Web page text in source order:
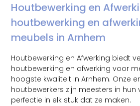
Houtbewerking en
houtbewerking en
meubels in Arnhem
Houtbewerking en Afwerking biedt
houtbewerking en afwerking voor
hoogste kwaliteit in Arnhem. Onze
houtbewerkers zijn meesters in hun
perfectie in elk stuk dat ze maken.